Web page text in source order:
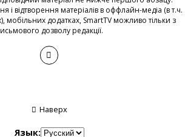
і відтворення матеріалів в оффлайн-медіа (в т.ч.
мобільних додатках, SmartTV можливо тільки з
дозволу редакції.
Наверх
Язык: